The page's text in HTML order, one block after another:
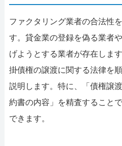
ファクタリング業者の合法性
す。貸金業の登録を偽る業者
げようとする業者が存在しま
掛債権の譲渡に関する法律を
説明します。特に、「債権譲
約書の内容」を精査すること
できます。